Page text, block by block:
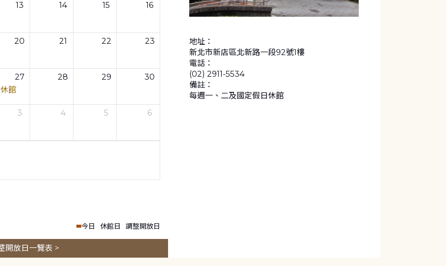
13 14 15 16
20 21 22 23
27
休館
28 29 30
3 4 5 6
今日 休館日 調整開放日
開放日一覽表 >
地址：
新北市新店區北新路一段92號1樓
電話：
(02) 2911-5534
備註：
每週一、二及國定假日休館